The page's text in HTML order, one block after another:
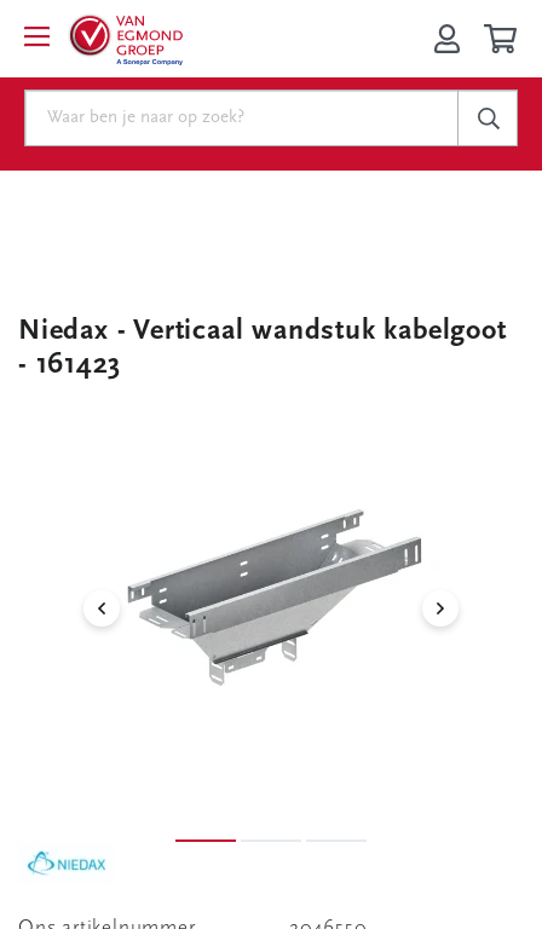
Niedax - Verticaal wandstuk kabelgoot
- 161423